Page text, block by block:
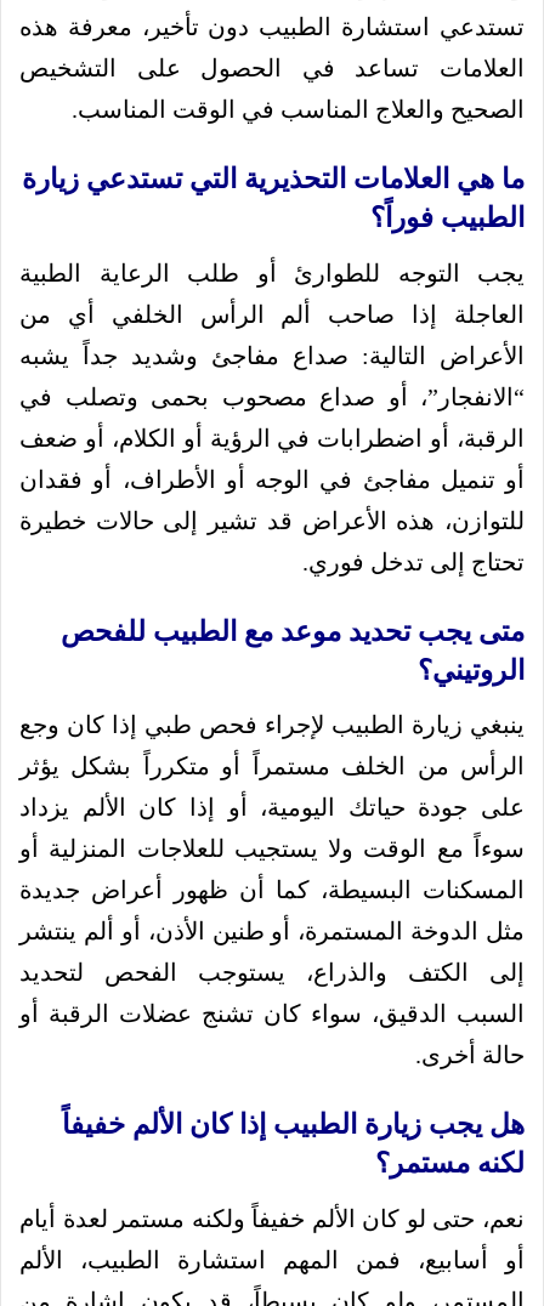
تستدعي استشارة الطبيب دون تأخير، معرفة هذه
العلامات تساعد في الحصول على التشخيص
الصحيح والعلاج المناسب في الوقت المناسب.
ما هي العلامات التحذيرية التي تستدعي زيارة
الطبيب فوراً؟
يجب التوجه للطوارئ أو طلب الرعاية الطبية
العاجلة إذا صاحب ألم الرأس الخلفي أي من
الأعراض التالية: صداع مفاجئ وشديد جداً يشبه
“الانفجار”، أو صداع مصحوب بحمى وتصلب في
الرقبة، أو اضطرابات في الرؤية أو الكلام، أو ضعف
أو تنميل مفاجئ في الوجه أو الأطراف، أو فقدان
للتوازن، هذه الأعراض قد تشير إلى حالات خطيرة
تحتاج إلى تدخل فوري.
متى يجب تحديد موعد مع الطبيب للفحص
الروتيني؟
ينبغي زيارة الطبيب لإجراء فحص طبي إذا كان وجع
الرأس من الخلف مستمراً أو متكرراً بشكل يؤثر
على جودة حياتك اليومية، أو إذا كان الألم يزداد
سوءاً مع الوقت ولا يستجيب للعلاجات المنزلية أو
المسكنات البسيطة، كما أن ظهور أعراض جديدة
مثل الدوخة المستمرة، أو طنين الأذن، أو ألم ينتشر
إلى الكتف والذراع، يستوجب الفحص لتحديد
السبب الدقيق، سواء كان تشنج عضلات الرقبة أو
حالة أخرى.
هل يجب زيارة الطبيب إذا كان الألم خفيفاً
لكنه مستمر؟
نعم، حتى لو كان الألم خفيفاً ولكنه مستمر لعدة أيام
أو أسابيع، فمن المهم استشارة الطبيب، الألم
المستمر، ولو كان بسيطاً، قد يكون إشارة من